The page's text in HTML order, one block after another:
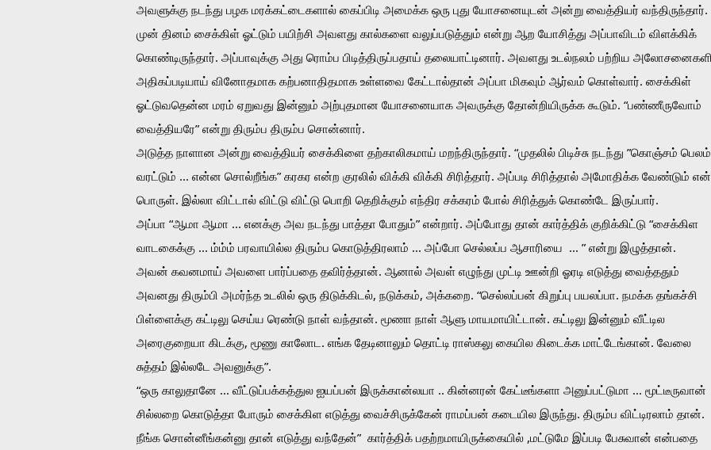
அவளுக்கு நடந்து பழக மரக்கட்டைகளால் கைப்பிடி அமைக்க ஒரு புது யோசனையுடன் அன்று வைத்தியர் வந்திருந்தார்.
முன் தினம் சைக்கிள் ஓட்டும் பயிற்சி அவளது கால்களை வலுப்படுத்தும் என்று ஆற யோசித்து அப்பாவிடம் விளக்கிக்
கொண்டிருந்தார். அப்பாவுக்கு அது ரொம்ப பிடித்திருப்பதாய் தலையாட்டினார். அவளது உடல்நலம் பற்றிய
அதிகப்படியாய் வினோதமாக கற்பனாதிதமாக உள்ளவை கேட்டால்தான் அப்பா மிகவும் ஆர்வம் கொள்வார். சைக்கிள்
ஓட்டுவதென்ன மரம் ஏறுவது இன்னும் அற்புதமான யோசனையாக அவருக்கு தோன்றியிருக்க கூடும். “பண்ணீருவோம்
வைத்தியரே” என்று திரும்ப திரும்ப சொன்னார்.
அடுத்த நாளான அன்று வைத்தியர் சைக்கிளை தற்காலிகமாய் மறந்திருந்தார். “முதலில் பிடிச்சு நடந்து ”கொஞ்சம் பெலம்
வரட்டும் ... என்ன சொல்றீங்க” கரகர என்ற குரலில் விக்கி விக்கி சிரித்தார். அப்படி சிரித்தால் அமோதிக்க வேண்டும்
பொருள். இல்லா விட்டால் விட்டு விட்டு பொறி தெறிக்கும் எந்திர சக்கரம் போல் சிரித்துக் கொண்டே இருப்பார்.
அப்பா “ஆமா ஆமா ... எனக்கு அவ நடந்து பாத்தா போதும்” என்றார். அப்போது தான் கார்த்திக் குறிக்கிட்டு “சைக்கிள
வாடகைக்கு ... ம்ம்ம் பரவாயில்ல திரும்ப கொடுத்திரலாம் ... அப்போ செல்லப்ப ஆசாரியை  ... ” என்று இழுத்தான்.
அவன் கவனமாய் அவளை பார்ப்பதை தவிர்த்தான். ஆனால் அவள் எழுந்து முட்டி ஊன்றி ஓரடி எடுத்து வைத்ததும்
அவனது திரும்பி அமர்ந்த உடலில் ஒரு திடுக்கிடல், நடுக்கம், அக்கறை. “செல்லப்பன் கிறுப்பு பயலப்பா. நமக்க தங்கச்சி
பிள்ளைக்கு கட்டிலு செய்ய ரெண்டு நாள் வந்தான். மூணா நாள் ஆளு மாயமாயிட்டான். கட்டிலு இன்னும் வீட்டில
அரைகுறையா கிடக்கு, மூணு காலோட. எங்க தேடினாலும் தொட்டி ராஸ்கலு கையில கிடைக்க மாட்டேங்கான். வேலை
சுத்தம் இல்லடே அவனுக்கு”.
“ஒரு காலுதானே ... வீட்டுப்பக்கத்துல ஐயப்பன் இருக்கான்லயா .. கின்னரன் கேட்டீங்களா அனுப்பட்டுமா ... மூட்டீருவான்
சில்லறை கொடுத்தா போரும் சைக்கிள எடுத்து வைச்சிருக்கேன் ராமப்பன் கடையில இருந்து. திரும்ப விட்டிரலாம் தான்.
நீங்க சொன்னீங்கன்னு தான் எடுத்து வந்தேன்”  கார்த்திக் பதற்றமாயிருக்கையில் ,மட்டுமே இப்படி பேசுவான் என்பதை